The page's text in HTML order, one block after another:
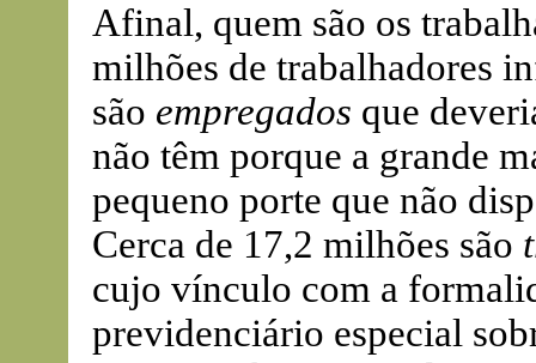
Afinal, quem são os
milhões de trabalhadores
são empregados que
não têm porque a grande
pequeno porte que não
Cerca de 17,2 milhões são
cujo vínculo com a
previdenciário especial